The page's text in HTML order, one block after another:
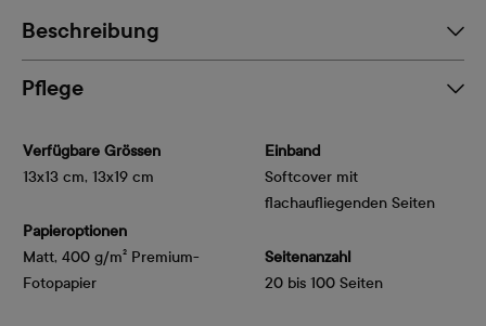
Beschreibung
Pflege
Verfügbare Grössen
13x13 cm, 13x19 cm
Papieroptionen
Matt, 400 g/m² Premium-
Fotopapier
Einband
Softcover mit
flachaufliegenden Seiten
Seitenanzahl
20 bis 100 Seiten